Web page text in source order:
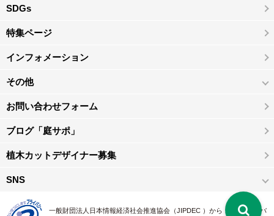
SDGs
特集ページ
インフォメーション
その他
お問い合わせフォーム
ブログ「庭サポ」
植木カットデザイナー募集
SNS
一般財団法人日本情報経済社会推進協会（JIPDEC ）から 、「 プライバ